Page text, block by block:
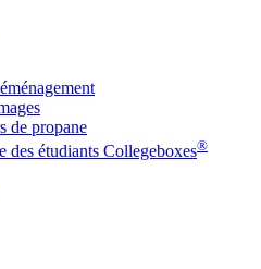
de propane
des étudiants Collegeboxes®